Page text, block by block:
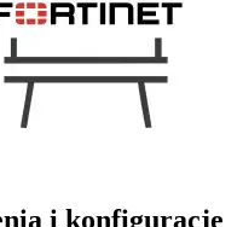
i konfiguracje